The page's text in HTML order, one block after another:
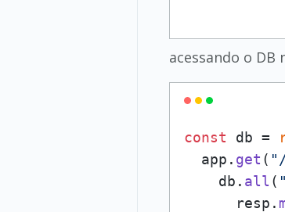
acessando o DB
const db =
  app.
get (
    db.
all (
      resp.